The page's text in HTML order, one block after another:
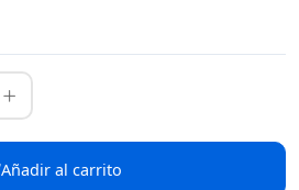
Añadir al carrito